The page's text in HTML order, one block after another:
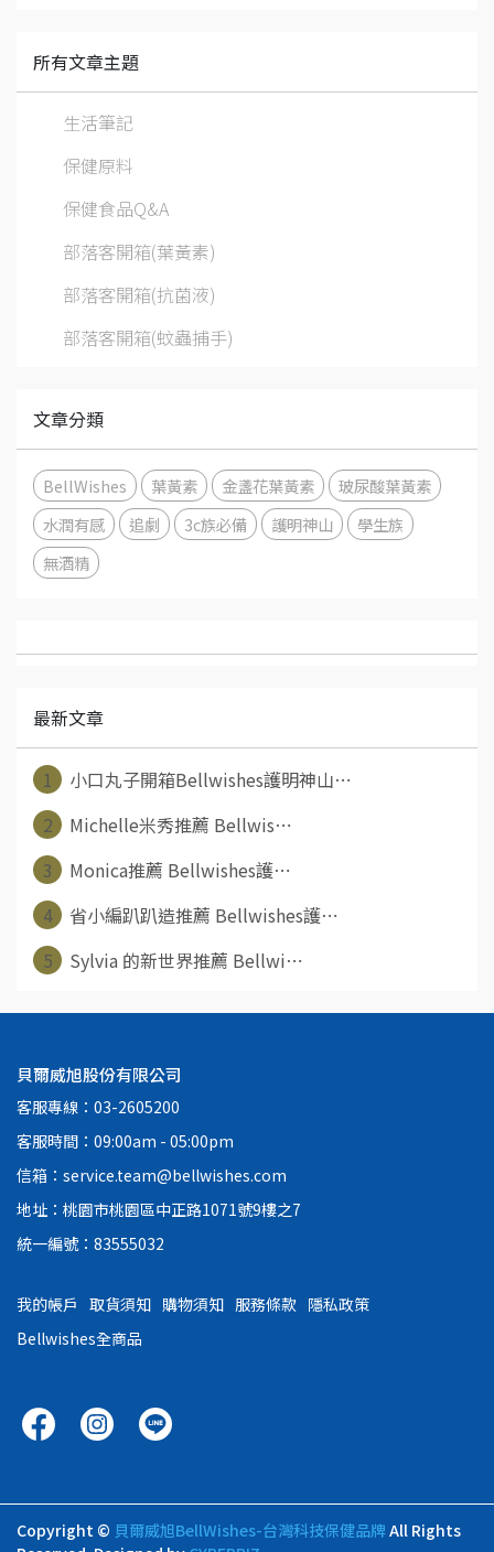
所有文章主題
生活筆記
保健原料
保健食品Q&A
部落客開箱(葉黃素)
部落客開箱(抗菌液)
部落客開箱(蚊蟲捕手)
文章分類
BellWishes 葉黃素 金盞花葉黃素
玻尿酸葉黃素
水潤有感
追劇 3c族必備 護明神山
學生族
無酒精
最新文章
1
小口丸子開箱Bellwishes護明神山⋯
2
Michelle米秀推薦 Bellwis⋯
3
Monica推薦 Bellwishes護⋯
4
省小編趴趴造推薦 Bellwishes護⋯
5
Sylvia 的新世界推薦 Bellwi⋯
貝爾威旭股份有限公司
客服專線：03-2605200
客服時間：09:00am - 05:00pm
信箱：service.team@bellwishes.com
地址：桃園市桃園區中正路1071號9樓之7
統一編號：83555032
我的帳戶 取貨須知 購物須知 服務條款 隱私政策
Bellwishes全商品
Copyright © 貝爾威旭BellWishes-台灣科技保健品牌All Rights